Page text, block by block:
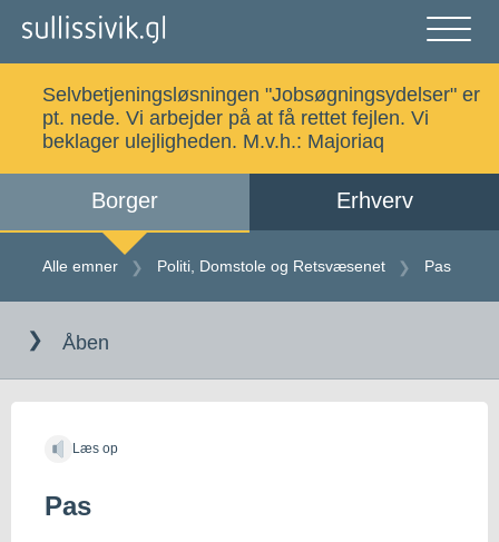
luk
Alle emner Selvbetjening
Kalaallisut
Selvbetjeningsløsningen "Jobsøgningsydelser" er
pt. nede. Vi arbejder på at få rettet fejlen. Vi
beklager ulejligheden. M.v.h.: Majoriaq
Borger Erhverv
Alle emner Politi, Domstole og Retsvæsenet Pas
indholdet
Åben
Læs op
Pas